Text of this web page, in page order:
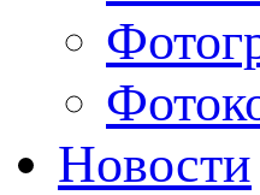
Новости